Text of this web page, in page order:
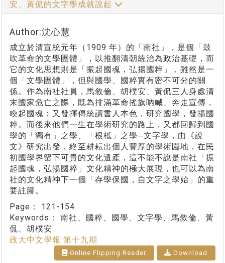
安、黃侃的文字學成就說起
Author:沈心慧
成立於清宣統元年（1909 年）的「南社」，是個「鼓
吹革命的文學團體」，以推翻清朝統治為政治基礎，而
它的文化思想則是「振起國魂，弘揚國粹」，雖然是一
個「文學團體」，但與國學、國粹實有密不可分的關
係。作為南社社員，馬敘倫、胡樸安、黃侃三人身處清
末國家危亡之際，既為排滿革命搖旗吶喊、奔走宣傳，
喚起國魂；又發揮傳統讀書人本色，研究國學，發揚國
粹。而後來他們一生在學術研究的路上，又都回歸到國
學的「獨有」之學、「根柢」之學─文字學，由《說
文》研究出發，終至耕耘出個人豐厚的學術園地，在民
初國學界留下可貴的文化遺產，這不能不說是南社「振
起國魂，弘揚國粹」文化精神的極大展現，也可以為南
社的文化精神下一個「存學保國，自文字之學始」的重
要註腳。
Page： 121-154
Keywords： 南社、國粹、國學、文字學、馬敘倫、黃
侃、胡樸安
政大中文學報 第十九期
Online Flipping Reader Download